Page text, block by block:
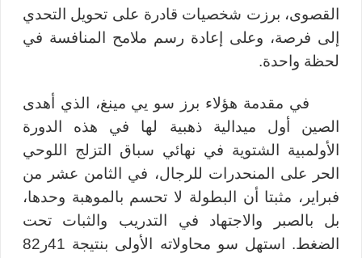
القصوى، برزت شخصيات قادرة على تحويل التحدي
إلى فرصة، وعلى إعادة رسم ملامح المنافسة في
لحظة واحدة.
في مقدمة هؤلاء برز سو يي مينغ، الذي أهدى
الصين أول ميدالية ذهبية لها في هذه الدورة
الأولمبية الشتوية في نهائي سباق التزلج اللوحي
الحر على المنحدرات للرجال، في الثامن عشر من
فبراير، مثبتا أن البطولة لا تحسم بالموهبة وحدها،
بل بالصبر والاجتهاد في التدريب والثبات تحت
الضغط. استهل سو محاولاته الأولى بنتيجة 41ر82